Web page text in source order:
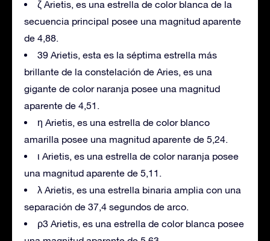
ζ Arietis, es una estrella de color blanca de la
secuencia principal posee una magnitud aparente
de 4,88.
39 Arietis, esta es la séptima estrella más
brillante de la constelación de Aries, es una
gigante de color naranja posee una magnitud
aparente de 4,51.
η Arietis, es una estrella de color blanco
amarilla posee una magnitud aparente de 5,24.
ι Arietis, es una estrella de color naranja posee
una magnitud aparente de 5,11.
λ Arietis, es una estrella binaria amplia con una
separación de 37,4 segundos de arco.
ρ3 Arietis, es una estrella de color blanca posee